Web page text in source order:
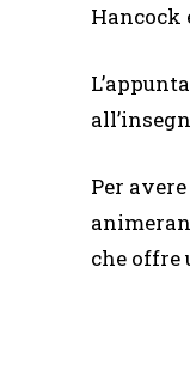
Hancock
Per
che offre